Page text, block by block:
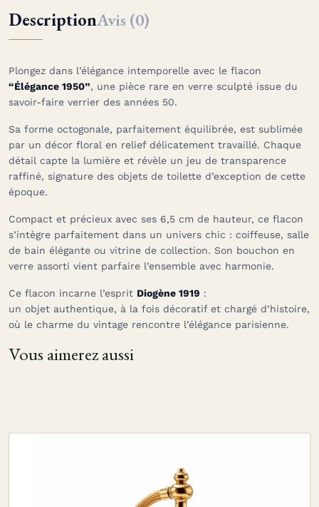
DescriptionAvis (0)
Plongez dans l’élégance intemporelle avec le flacon
“Élégance 1950”, une pièce rare en verre sculpté issue du
savoir-faire verrier des années 50.
Sa forme octogonale, parfaitement équilibrée, est sublimée
par un décor floral en relief délicatement travaillé. Chaque
détail capte la lumière et révèle un jeu de transparence
raffiné, signature des objets de toilette d’exception de cette
époque.
Compact et précieux avec ses 6,5 cm de hauteur, ce flacon
s’intègre parfaitement dans un univers chic : coiffeuse, salle
de bain élégante ou vitrine de collection. Son bouchon en
verre assorti vient parfaire l’ensemble avec harmonie.
Ce flacon incarne l’esprit Diogène 1919 :
un objet authentique, à la fois décoratif et chargé d’histoire,
où le charme du vintage rencontre l’élégance parisienne.
Vous aimerez aussi